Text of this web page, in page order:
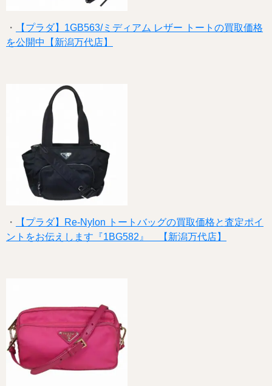
・
【プラダ】1GB563/ミディアム レザー トートの買取価格
を公開中【新潟万代店】
・
【プラダ】Re-Nylon トートバッグの買取価格と査定ポイ
ントをお伝えします『1BG582』 【新潟万代店】